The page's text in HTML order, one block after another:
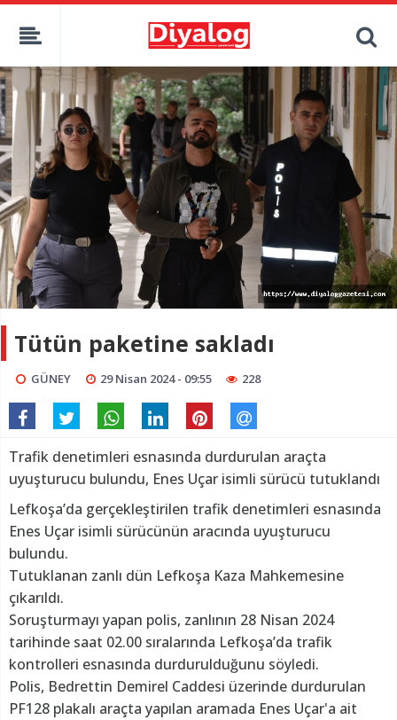
Tütün paketine sakladı
GÜNEY 29 Nisan 2024 - 09:55 228
Trafik denetimleri esnasında durdurulan araçta
uyuşturucu bulundu, Enes Uçar isimli sürücü tutuklandı
Lefkoşa’da gerçekleştirilen trafik denetimleri esnasında
Enes Uçar isimli sürücünün aracında uyuşturucu
bulundu.
Tutuklanan zanlı dün Lefkoşa Kaza Mahkemesine
çıkarıldı.
Soruşturmayı yapan polis, zanlının 28 Nisan 2024
tarihinde saat 02.00 sıralarında Lefkoşa’da trafik
kontrolleri esnasında durdurulduğunu söyledi.
Polis, Bedrettin Demirel Caddesi üzerinde durdurulan
PF128 plakalı araçta yapılan aramada Enes Uçar'a ait